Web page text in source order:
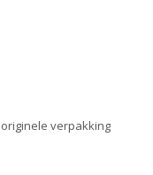
verpakking